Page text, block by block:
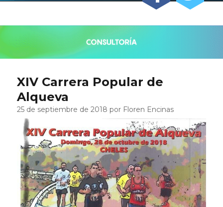
XIV Carrera Popular de
Alqueva
25 de septiembre de 2018 por Floren Encinas